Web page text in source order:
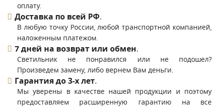
оплату.
Доставка по всей РФ.
В любую точку России, любой транспортной компанией,
наложенным платежом.
7 дней на возврат или обмен.
Светильник не понравился или не подошел?
Произведем замену, либо вернем Вам деньги.
Гарантия до 3-х лет.
Мы уверены в качестве нашей продукции и поэтому
предоставляем расширенную гарантию на все